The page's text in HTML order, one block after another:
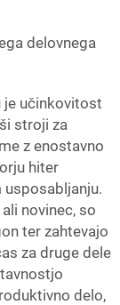
delovnega
je učinkovitost
stroji za
z enostavno
hiter
novinec, so
ter zahtevajo
za druge dele
delo,